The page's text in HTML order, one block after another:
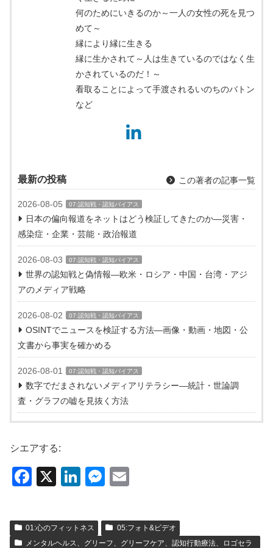
何のためにいきるのか～一人の女性の死を見つ
めて～
縁により縁に生きる
縁に生かされて～人は生きているのではなく生
かされているのだ！～
看取ることによって手渡されるいのちのバトン
など
最新の投稿 この著者の記事一覧
2026-08-05 07:認知戦・認知バイアス
日本の偏向報道をネットはどう検証してきたのか―災害・
感染症・企業・芸能・政治報道
2026-08-03 07:認知戦・認知バイアス
世界の認知戦と偽情報―欧米・ロシア・中国・台湾・アジ
アのメディア戦略
2026-08-02 07:認知戦・認知バイアス
OSINTでニュースを検証する方法―画像・動画・地図・公
文書から事実を確かめる
2026-08-01 07:認知戦・認知バイアス
数字でだまされないメディアリテラシー―統計・世論調
査・グラフの嘘を見抜く方法
シエアする:
F
c
e
X
Li
k
e
M
ss
e
ail
01:心のフィットネス
05:フォト&ビデオ
メンタルヘルス、グリーフ、グリーフケア、認知行動療法、ロゴセラ